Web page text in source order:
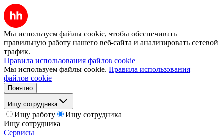
Мы используем файлы cookie, чтобы обеспечивать
правильную работу нашего веб-сайта и анализировать сетевой
трафик.
Правила использования файлов cookie
Мы используем файлы cookie. Правила использования
файлов cookie
Понятно
Ищу сотрудника
Ищу работу
Ищу сотрудника
Ищу сотрудника
Сервисы